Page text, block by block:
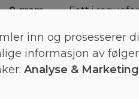
0 gram Fett i
inn og prosesserer
informasjon av
Analyse & Marketing